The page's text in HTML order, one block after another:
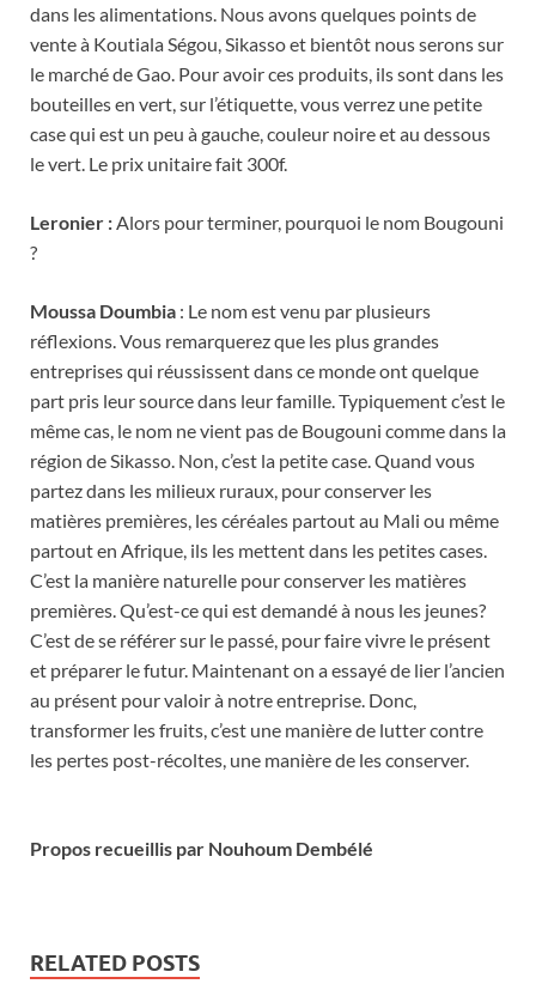
dans les alimentations. Nous avons quelques points de
vente à Koutiala Ségou, Sikasso et bientôt nous serons sur
le marché de Gao. Pour avoir ces produits, ils sont dans les
bouteilles en vert, sur l’étiquette, vous verrez une petite
case qui est un peu à gauche, couleur noire et au dessous
le vert. Le prix unitaire fait 300f.
Leronier : Alors pour terminer, pourquoi le nom Bougouni
?
Moussa Doumbia : Le nom est venu par plusieurs
réflexions. Vous remarquerez que les plus grandes
entreprises qui réussissent dans ce monde ont quelque
part pris leur source dans leur famille. Typiquement c’est le
même cas, le nom ne vient pas de Bougouni comme dans la
région de Sikasso. Non, c’est la petite case. Quand vous
partez dans les milieux ruraux, pour conserver les
matières premières, les céréales partout au Mali ou même
partout en Afrique, ils les mettent dans les petites cases.
C’est la manière naturelle pour conserver les matières
premières. Qu’est-ce qui est demandé à nous les jeunes?
C’est de se référer sur le passé, pour faire vivre le présent
et préparer le futur. Maintenant on a essayé de lier l’ancien
au présent pour valoir à notre entreprise. Donc,
transformer les fruits, c’est une manière de lutter contre
les pertes post-récoltes, une manière de les conserver.
Propos recueillis par Nouhoum Dembélé
RELATED POSTS